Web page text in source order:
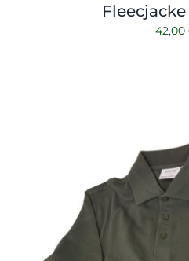
Fleecjacke
42,00